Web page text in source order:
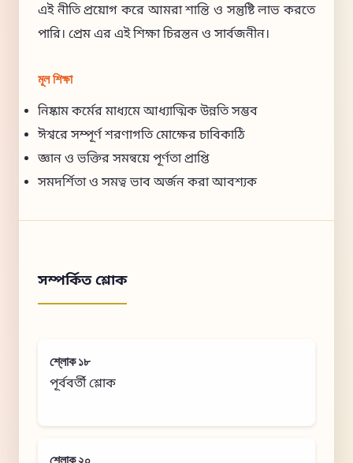
এই নীতি প্রয়োগ করে আমরা শান্তি ও সন্তুষ্টি লাভ করতে
পারি। প্রেম এর এই শিক্ষা চিরন্তন ও সার্বজনীন।
মূল শিক্ষা
নিষ্কাম কর্মের মাধ্যমে আধ্যাত্মিক উন্নতি সম্ভব
ঈশ্বরে সম্পূর্ণ শরণাগতি মোক্ষের চাবিকাঠি
জ্ঞান ও ভক্তির সমন্বয়ে পূর্ণতা প্রাপ্তি
সমদর্শিতা ও সমত্ব ভাব অর্জন করা আবশ্যক
সম্পর্কিত শ্লোক
শ্লোক ১৮
পূর্ববর্তী শ্লোক
শ্লোক ২০